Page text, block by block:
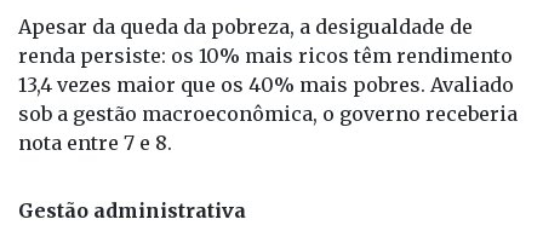
renda persiste: os 10% mais ricos têm rendimento
13,4 vezes maior que os 40% mais pobres. Avaliado
sob a gestão macroeconômica, o governo receberia
nota entre 7 e 8.